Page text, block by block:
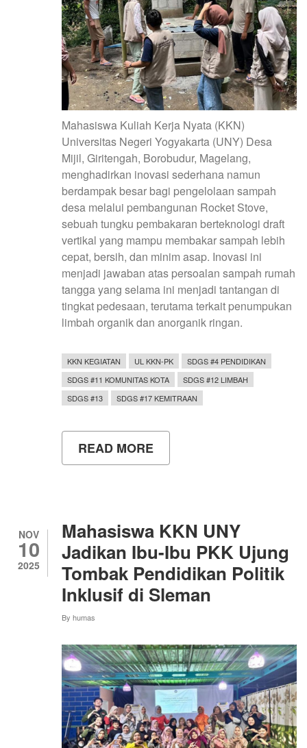
Mahasiswa Kuliah Kerja Nyata (KKN)
Universitas Negeri Yogyakarta (UNY) Desa
Mijil, Giritengah, Borobudur, Magelang,
menghadirkan inovasi sederhana namun
berdampak besar bagi pengelolaan sampah
desa melalui pembangunan Rocket Stove,
sebuah tungku pembakaran berteknologi draft
vertikal yang mampu membakar sampah lebih
cepat, bersih, dan minim asap. Inovasi ini
menjadi jawaban atas persoalan sampah rumah
tangga yang selama ini menjadi tantangan di
tingkat pedesaan, terutama terkait penumpukan
limbah organik dan anorganik ringan.
KKN KEGIATAN UL KKN-PK
SDGS #4 PENDIDIKAN
SDGS #11 KOMUNITAS KOTA
SDGS #12 LIMBAH
SDGS #13
SDGS #17 KEMITRAAN
READ MORE
KKN
STOVE
UNTUK
EFISIENSI
PEMBAKARAN
SAMPAH
NOV
10
2025
Mahasiswa KKN UNY
Jadikan Ibu-Ibu PKK Ujung
Tombak Pendidikan Politik
Inklusif di Sleman
By humas